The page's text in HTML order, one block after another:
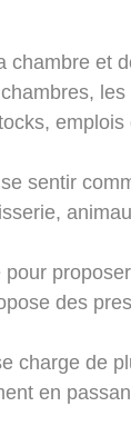
chambre et
sentir
des
charge de
en